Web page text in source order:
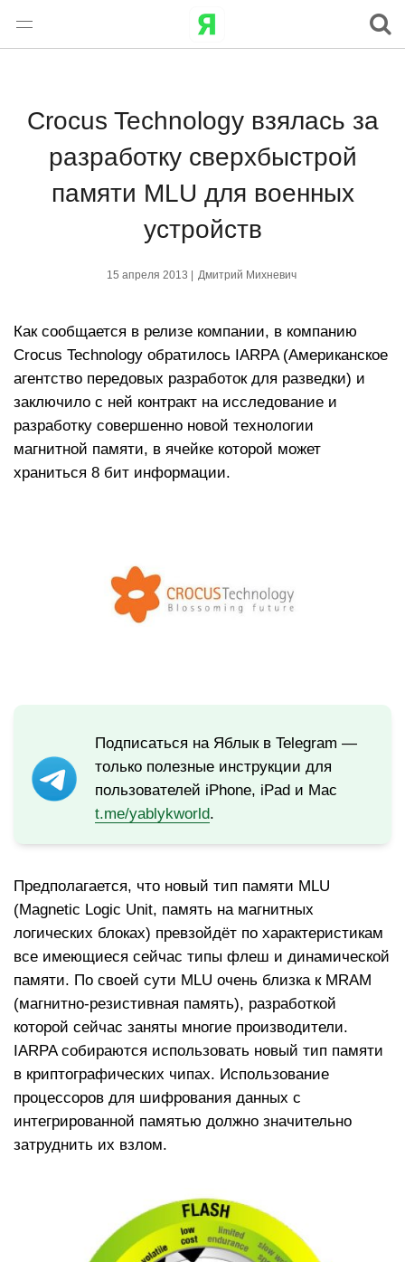
Crocus Technology взялась за
разработку сверхбыстрой
памяти MLU для военных
устройств
15 апреля 2013 | Дмитрий Михневич
Как сообщается в релизе компании, в компанию
Crocus Technology обратилось IARPA (Американское
агентство передовых разработок для разведки) и
заключило с ней контракт на исследование и
разработку совершенно новой технологии
магнитной памяти, в ячейке которой может
храниться 8 бит информации.
Подписаться на Яблык в Telegram —
только полезные инструкции для
пользователей iPhone, iPad и Mac
t.me/yablykworld.
Предполагается, что новый тип памяти MLU
(Magnetic Logic Unit, память на магнитных
логических блоках) превзойдёт по характеристикам
все имеющиеся сейчас типы флеш и динамической
памяти. По своей сути MLU очень близка к MRAM
(магнитно-резистивная память), разработкой
которой сейчас заняты многие производители.
IARPA собираются использовать новый тип памяти
в криптографических чипах. Использование
процессоров для шифрования данных с
интегрированной памятью должно значительно
затруднить их взлом.